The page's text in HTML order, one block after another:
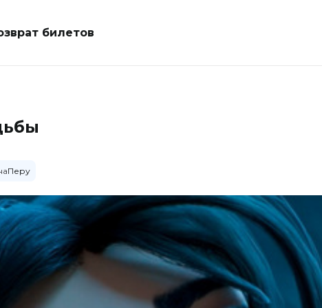
билетов
Перу